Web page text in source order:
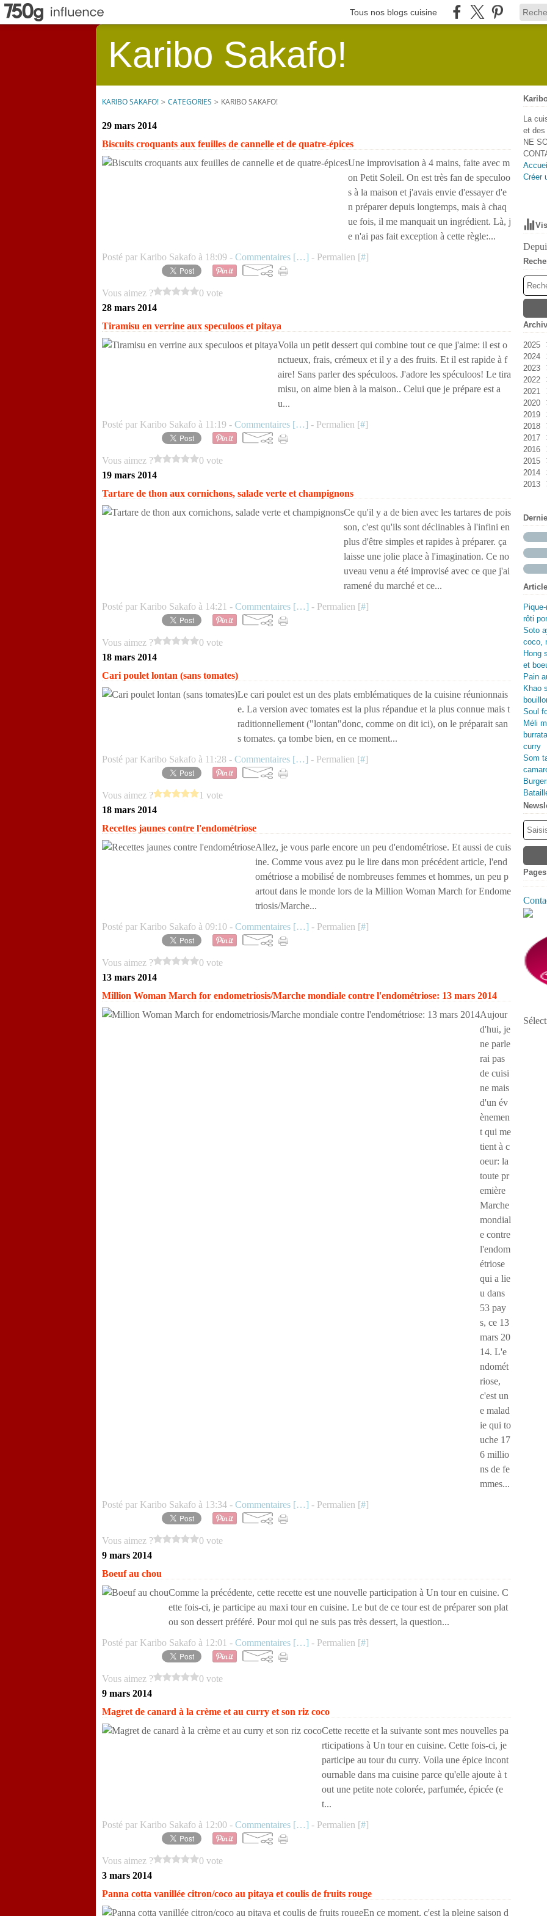
Tous nos blogs cuisine
Karibo Sakafo!
KARIBO SAKAFO! > CATEGORIES > KARIBO SAKAFO!
29 mars 2014
Biscuits croquants aux feuilles de cannelle et de quatre-épices
Une improvisation à 4 mains, faite avec m
on Petit Soleil. On est très fan de speculoo
s à la maison et j'avais envie d'essayer d'e
n préparer depuis longtemps, mais à chaq
ue fois, il me manquait un ingrédient. Là, j
e n'ai pas fait exception à cette règle:...
Posté par Karibo Sakafo à 18:09 - Commentaires […] - Permalien [#]
Vous aimez ?
0 vote
28 mars 2014
Tiramisu en verrine aux speculoos et pitaya
Voila un petit dessert qui combine tout ce que j'aime: il est o
nctueux, frais, crémeux et il y a des fruits. Et il est rapide à f
aire! Sans parler des spéculoos. J'adore les spéculoos! Le tira
misu, on aime bien à la maison.. Celui que je prépare est a
u...
Posté par Karibo Sakafo à 11:19 - Commentaires […] - Permalien [#]
Vous aimez ?
0 vote
19 mars 2014
Tartare de thon aux cornichons, salade verte et champignons
Ce qu'il y a de bien avec les tartares de pois
son, c'est qu'ils sont déclinables à l'infini en
plus d'être simples et rapides à préparer. ça
laisse une jolie place à l'imagination. Ce no
uveau venu a été improvisé avec ce que j'ai
ramené du marché et ce...
Posté par Karibo Sakafo à 14:21 - Commentaires […] - Permalien [#]
Vous aimez ?
0 vote
18 mars 2014
Cari poulet lontan (sans tomates)
Le cari poulet est un des plats emblématiques de la cuisine réunionnais
e. La version avec tomates est la plus répandue et la plus connue mais t
raditionnellement ("lontan"donc, comme on dit ici), on le préparait san
s tomates. ça tombe bien, en ce moment...
Posté par Karibo Sakafo à 11:28 - Commentaires […] - Permalien [#]
Vous aimez ?
1 vote
18 mars 2014
Recettes jaunes contre l'endométriose
Allez, je vous parle encore un peu d'endométriose. Et aussi de cuis
ine. Comme vous avez pu le lire dans mon précédent article, l'end
ométriose a mobilisé de nombreuses femmes et hommes, un peu p
artout dans le monde lors de la Million Woman March for Endome
triosis/Marche...
Posté par Karibo Sakafo à 09:10 - Commentaires […] - Permalien [#]
Vous aimez ?
0 vote
13 mars 2014
Million Woman March for endometriosis/Marche mondiale contre l'endométriose: 13 mars 2014
Aujour
d'hui, je
ne parle
rai pas
de cuisi
ne mais
d'un év
ènemen
t qui me
tient à c
oeur: la
toute pr
emière
Marche
mondial
e contre
l'endom
étriose
qui a lie
u dans
53 pay
s, ce 13
mars 20
14. L'e
ndomét
riose,
c'est un
e malad
ie qui to
uche 17
6 millio
ns de fe
mmes...
Posté par Karibo Sakafo à 13:34 - Commentaires […] - Permalien [#]
Vous aimez ?
0 vote
9 mars 2014
Boeuf au chou
Comme la précédente, cette recette est une nouvelle participation à Un tour en cuisine. C
ette fois-ci, je participe au maxi tour en cuisine. Le but de ce tour est de préparer son plat
ou son dessert préféré. Pour moi qui ne suis pas très dessert, la question...
Posté par Karibo Sakafo à 12:01 - Commentaires […] - Permalien [#]
Vous aimez ?
0 vote
9 mars 2014
Magret de canard à la crème et au curry et son riz coco
Cette recette et la suivante sont mes nouvelles pa
rticipations à Un tour en cuisine. Cette fois-ci, je
participe au tour du curry. Voila une épice incont
ournable dans ma cuisine parce qu'elle ajoute à t
out une petite note colorée, parfumée, épicée (e
t...
Posté par Karibo Sakafo à 12:00 - Commentaires […] - Permalien [#]
Vous aimez ?
0 vote
3 mars 2014
Panna cotta vanillée citron/coco au pitaya et coulis de fruits rouge
En ce moment, c'est la pleine saison d
La
et des
NE
Créer
2025
2024
2023
2022
2021
2020
2019
2018
2017
Mai
2016
2015
2014
2013
rôti
Soto
coco,
Hong
et
Pain
Khao
Soul
Méli
curry
Som
Pages